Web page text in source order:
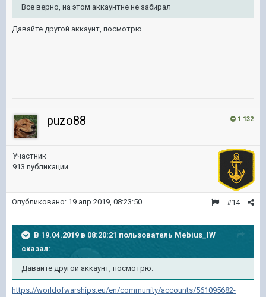
Все верно, на этом аккаунтне не забирал
Давайте другой аккаунт, посмотрю.
1 132
puzo88
Участник
913 публикации
#14
Опубликовано: 19 апр 2019, 08:23:50
В 19.04.2019 в 08:20:21 пользователь Mebius_lW
сказал:
Давайте другой аккаунт, посмотрю.
https://worldofwarships.eu/en/community/accounts/561095682-